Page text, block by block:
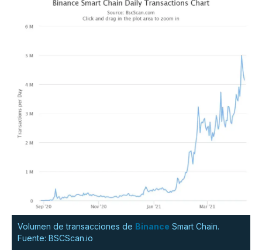
Volumen de transacciones de Binance Smart Chain.
Fuente: BSCScan.io